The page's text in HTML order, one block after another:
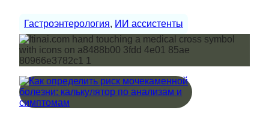
Гастроэнтерология, ИИ ассистенты